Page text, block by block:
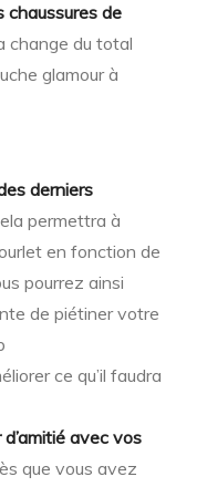
chaussures de
change du total
glamour à
derniers
permettra à
en fonction de
pourrez ainsi
de piétiner votre
ce qu’il faudra
avec vos
que vous avez